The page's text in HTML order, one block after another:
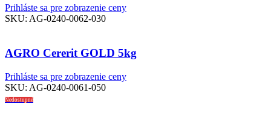
Prihláste sa pre zobrazenie ceny
SKU: AG-0240-0062-030
AGRO Cererit GOLD 5kg
Prihláste sa pre zobrazenie ceny
SKU: AG-0240-0061-050
Nedostupné